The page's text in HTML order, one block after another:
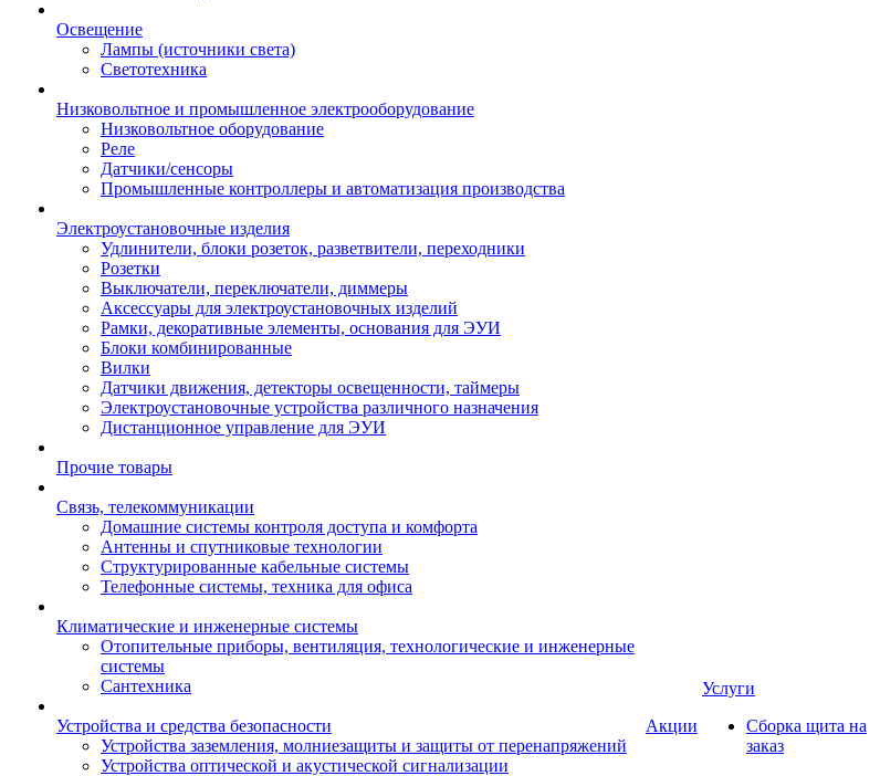
Освещение
Лампы (источники света)
Светотехника
Низковольтное и промышленное электрооборудование
Низковольтное оборудование
Реле
Датчики/сенсоры
Промышленные контроллеры и автоматизация производства
Электроустановочные изделия
Удлинители, блоки розеток, разветвители, переходники
Розетки
Выключатели, переключатели, диммеры
Аксессуары для электроустановочных изделий
Рамки, декоративные элементы, основания для ЭУИ
Блоки комбинированные
Вилки
Датчики движения, детекторы освещенности, таймеры
Электроустановочные устройства различного назначения
Дистанционное управление для ЭУИ
Прочие товары
Связь, телекоммуникации
Домашние системы контроля доступа и комфорта
Антенны и спутниковые технологии
Структурированные кабельные системы
Телефонные системы, техника для офиса
Климатические и инженерные системы
Отопительные приборы, вентиляция, технологические и инженерные
системы
Сантехника
Устройства и средства безопасности
Устройства заземления, молниезащиты и защиты от перенапряжений
Устройства оптической и акустической сигнализации
Акции
Услуги
Сборка щита на
заказ